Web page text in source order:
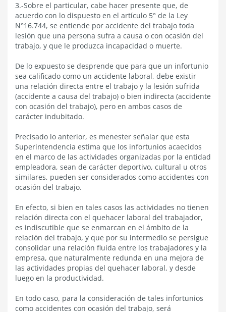
3.-Sobre el particular, cabe hacer presente que, de
acuerdo con lo dispuesto en el artículo 5° de la Ley
N°16.744, se entiende por accidente del trabajo toda
lesión que una persona sufra a causa o con ocasión del
trabajo, y que le produzca incapacidad o muerte.
De lo expuesto se desprende que para que un infortunio
sea calificado como un accidente laboral, debe existir
una relación directa entre el trabajo y la lesión sufrida
(accidente a causa del trabajo) o bien indirecta (accidente
con ocasión del trabajo), pero en ambos casos de
carácter indubitado.
Precisado lo anterior, es menester señalar que esta
Superintendencia estima que los infortunios acaecidos
en el marco de las actividades organizadas por la entidad
empleadora, sean de carácter deportivo, cultural u otros
similares, pueden ser considerados como accidentes con
ocasión del trabajo.
En efecto, si bien en tales casos las actividades no tienen
relación directa con el quehacer laboral del trabajador,
es indiscutible que se enmarcan en el ámbito de la
relación del trabajo, y que por su intermedio se persigue
consolidar una relación fluida entre los trabajadores y la
empresa, que naturalmente redunda en una mejora de
las actividades propias del quehacer laboral, y desde
luego en la productividad.
En todo caso, para la consideración de tales infortunios
como accidentes con ocasión del trabajo, será